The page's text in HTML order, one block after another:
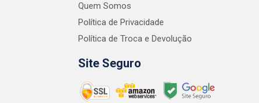
Quem Somos
Política de Privacidade
Política de Troca e Devolução
Site Seguro